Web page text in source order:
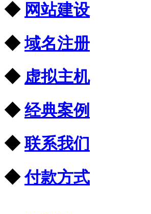
◆ 网站建设
◆域名注册
◆ 虚拟主机
◆经典案例
◆联系我们
◆付款方式